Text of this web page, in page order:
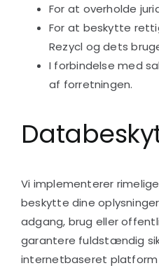
For at overholde
For at beskytte
Rezycl og dets
I forbindelse med
af forretningen.
Vi implementerer
beskytte dine
adgang, brug eller
garantere fuldstændig
internetbaseret platform